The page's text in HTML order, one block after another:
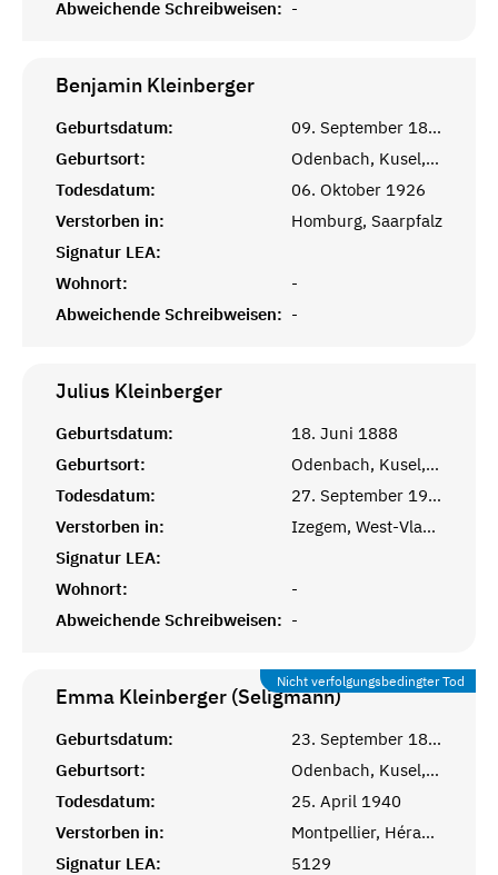
Abweichende Schreibweisen: -
Benjamin Kleinberger
Geburtsdatum:
09. September 1852
Geburtsort:
Odenbach, Kusel, Pfalz
Todesdatum:
06. Oktober 1926
Verstorben in:
Homburg, Saarpfalz
Signatur LEA:
Wohnort:
-
Abweichende Schreibweisen: -
Julius Kleinberger
Geburtsdatum:
18. Juni 1888
Geburtsort:
Odenbach, Kusel, Pfalz
Todesdatum:
27. September 1917
Verstorben in:
Izegem, West-Vlaanderen, Belgien
Signatur LEA:
Wohnort:
-
Abweichende Schreibweisen: -
Nicht verfolgungsbedingter Tod
Emma Kleinberger (Seligmann)
Geburtsdatum:
23. September 1882
Geburtsort:
Odenbach, Kusel, Pfalz
Todesdatum:
25. April 1940
Verstorben in:
Montpellier, Hérault, Languedoc
Signatur LEA:
5129